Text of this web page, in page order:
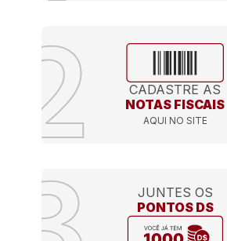
CADASTRE AS
NOTAS FISCAIS
AQUI NO SITE
JUNTES OS
PONTOS DS